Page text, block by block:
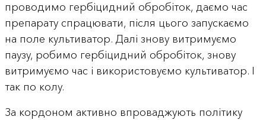
проводимо гербіцидний обробіток, даємо час
препарату спрацювати, після цього запускаємо
на поле культиватор. Далі знову витримуємо
паузу, робимо гербіцидний обробіток, знову
витримуємо час і використовуємо культиватор. І
так по колу.
За кордоном активно впроваджують політику